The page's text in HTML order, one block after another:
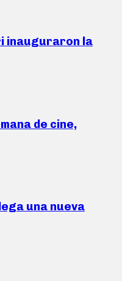
inauguraron la
de cine,
una nueva